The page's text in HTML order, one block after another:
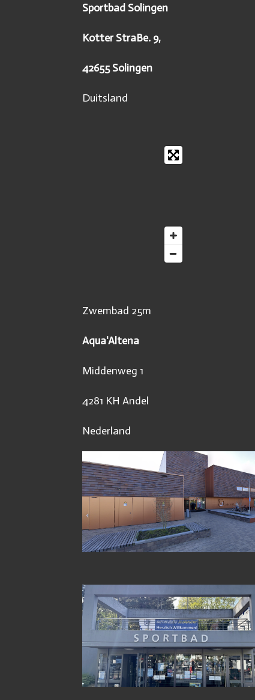
Sportbad Solingen
Kotter StraBe. 9,
42655 Solingen
Duitsland
Zwembad 25m
Aqua'Altena
Middenweg 1
4281 KH Andel
Nederland